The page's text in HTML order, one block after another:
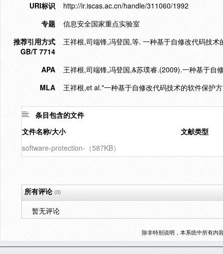
URI标识
http://ir.iscas.ac.cn/handle/311060/1992
专题
信息安全国家重点实验室
推荐引用方式
GB/T 7714
王祥根,司端锋,冯登国,等. 一种基于自修改代码技
APA
王祥根,司端锋,冯登国,&苏璞睿.(2009).一种基于自
MLA
王祥根,et al."一种基于自修改代码技术的软件保护
条目包含的文件
文件名称/大小
文献类型
software-protection-（587KB）
所有评论(0)
暂无评论
除非特别说明，本系统中所有内